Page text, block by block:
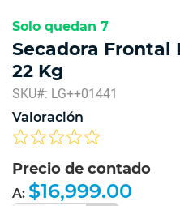
Solo quedan 7
Secadora Frontal
22 Kg
SKU#: LG++01441
Valoración
Precio de contado
A: $16,999.00